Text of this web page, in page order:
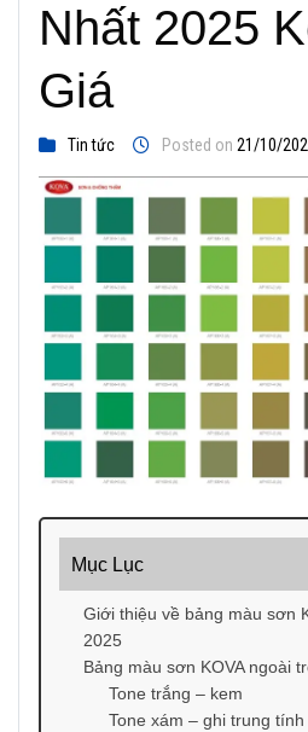
Nhất 2025
Giá
Tin tức Posted on 21/10/
Mục Lục
Giới thiệu về bảng màu sơn
2025
Bảng màu sơn KOVA ngoài
Tone trắng – kem
Tone xám – ghi trung tính